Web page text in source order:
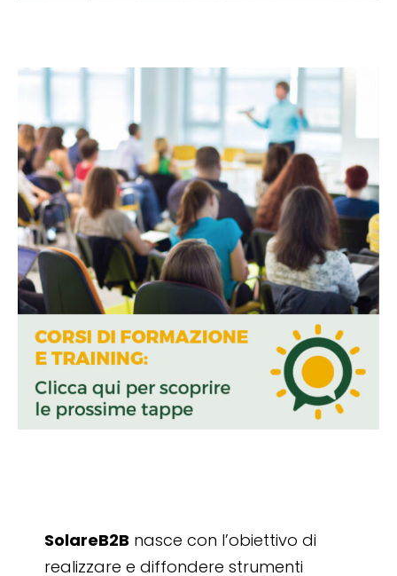
SolareB2B nasce con l’obiettivo di
realizzare e diffondere strumenti